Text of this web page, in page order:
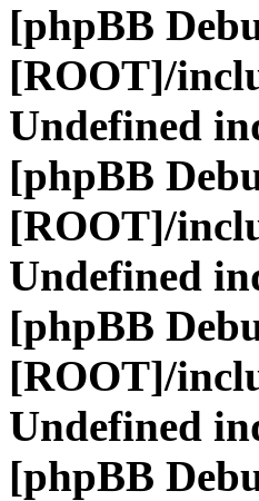
[phpBB
[ROOT]/
Undefined
[phpBB
[ROOT]/
Undefined
[phpBB
[ROOT]/
Undefined
[phpBB